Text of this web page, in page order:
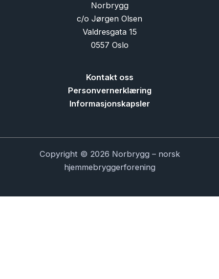
Norbrygg
c/o Jørgen Olsen
Valdresgata 15
0557 Oslo
Kontakt oss
Personvernerklæring
Informasjonskapsler
Copyright © 2026 Norbrygg – norsk
hjemmebryggerforening